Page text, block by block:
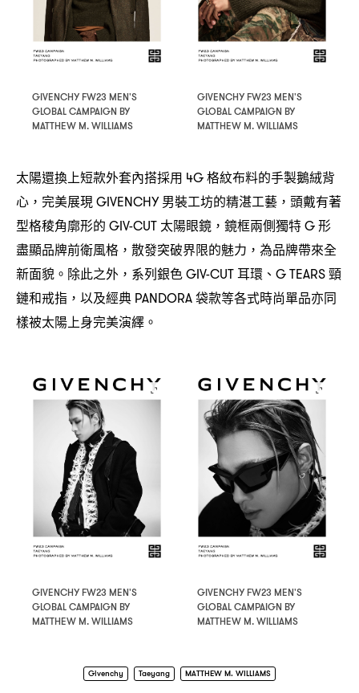
GIVENCHY FW23 MEN'S
GLOBAL CAMPAIGN BY
MATTHEW M. WILLIAMS
GIVENCHY FW23 MEN'S
GLOBAL CAMPAIGN BY
MATTHEW M. WILLIAMS
太陽還換上短款外套內搭採用 4G格紋布料的手製鵝絨背
心 ， 完美展現GIVENCHY男裝工坊的精湛工藝 ， 頭戴有著
型格稜角廓形的 GIV-CUT 太陽眼鏡 ， 鏡框兩側獨特G形
盡顯品牌前衛風格 ， 散發突破界限的魅力 ， 為品牌帶來全
新面貌。除此之外 ， 系列銀色GIV-CUT耳環、 G TEARS頸
鏈和戒指 ， 以及經典 PANDORA袋款等各式時尚單品亦同
樣被太陽上身完美演繹。
GIVENCHY FW23 MEN'S
GLOBAL CAMPAIGN BY
MATTHEW M. WILLIAMS
GIVENCHY FW23 MEN'S
GLOBAL CAMPAIGN BY
MATTHEW M. WILLIAMS
Givenchy Taeyang MATTHEW M. WILLIAMS